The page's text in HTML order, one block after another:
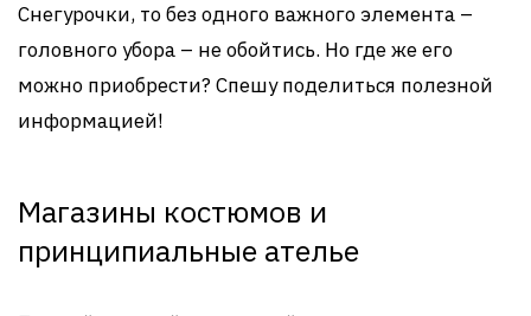
Снегурочки, то без одного важного элемента –
головного убора – не обойтись. Но где же его
можно приобрести? Спешу поделиться полезной
информацией!
Магазины костюмов и
принципиальные ателье